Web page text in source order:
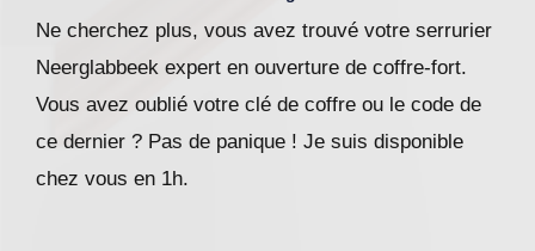
Ne cherchez plus, vous avez trouvé votre serrurier
Neerglabbeek expert en ouverture de coffre-fort.
Vous avez oublié votre clé de coffre ou le code de
ce dernier ? Pas de panique ! Je suis disponible
chez vous en 1h.